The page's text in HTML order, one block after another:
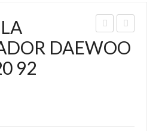
SC
OBI
SC
OBI
DAEWOO
92